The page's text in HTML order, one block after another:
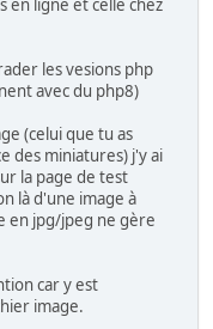
en ligne et celle chez
les vesions php
avec du php8)
(celui que tu as
des miniatures) j'y ai
la page de test
là d'une image à
en jpg/jpeg ne gère
car y est
image.